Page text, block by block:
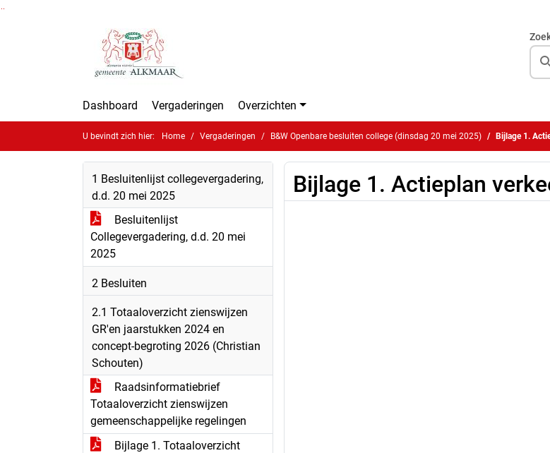
Dashboard Vergaderingen Overzichten
U bevindt zich hier: Home Vergaderingen B&W Openbare besluiten college (dinsdag 20 mei 2025) Bijlage 1.
1 Besluitenlijst collegevergadering,
d.d. 20 mei 2025
Besluitenlijst
Collegevergadering, d.d. 20 mei
2025
2 Besluiten
2.1 Totaaloverzicht zienswijzen
GR'en jaarstukken 2024 en
concept-begroting 2026 (Christian
Schouten)
Raadsinformatiebrief
Totaaloverzicht zienswijzen
gemeenschappelijke regelingen
Bijlage 1. Totaaloverzicht
Bijlage 1. Actieplan